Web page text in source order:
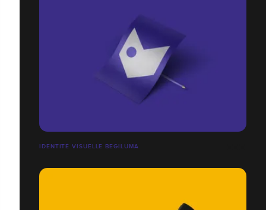
IDENTITÉ VISUELLE BEGILUMA